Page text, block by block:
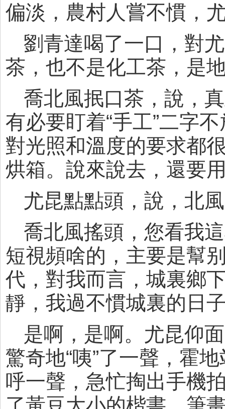
偏淡，農村人嘗不慣，
劉青達喝了一口，對
茶，也不是化工茶，是
喬北風抿口茶，說，
有必要盯着“手工”二字
對光照和溫度的要求都
烘箱。說來說去，還要
尤昆點點頭，說，北
喬北風搖頭，您看我
短視頻啥的，主要是幫
代，對我而言，城裏鄉
靜，我過不慣城裏的日
是啊，是啊。尤昆仰
驚奇地“咦”了一聲，霍
呼一聲，急忙掏出手機